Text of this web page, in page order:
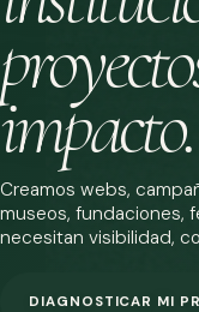
impacto.
Creamos webs,
museos, fundaciones,
necesitan visibilidad,
DIAGNOSTICAR MI